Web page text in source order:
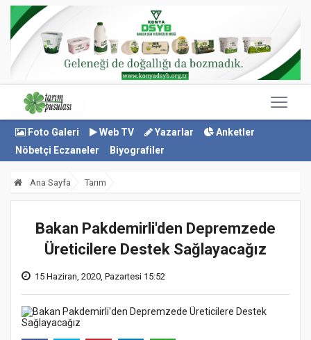
Foto Galeri Web TV Yazarlar
Anketler
Nöbetçi Eczaneler
Biyografiler
Ana Sayfa Tarım
Bakan Pakdemirli'den Depremzede
Üreticilere Destek Sağlayacağız
15 Haziran, 2020, Pazartesi 15:52